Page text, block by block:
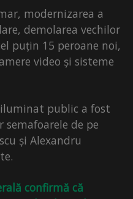
modernizarea a
demolarea vechilor
puțin 15 peroane noi,
video și sisteme
iluminat public a fost
semafoarele de pe
și Alexandru
confirmă că